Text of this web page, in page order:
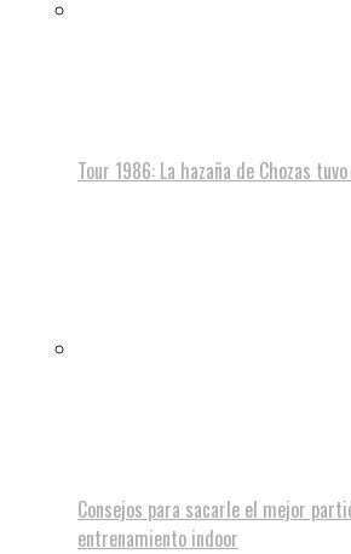
Tour 1986: La hazaña de Chozas
Consejos para sacarle el mejor
entrenamiento indoor